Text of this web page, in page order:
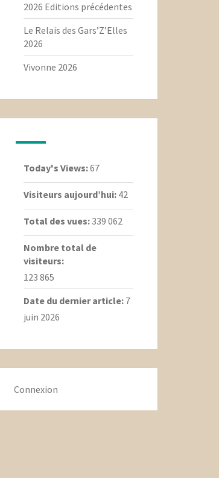
2026 Editions précédentes
Le Relais des Gars’Z’Elles
2026
Vivonne 2026
Today's Views:67
Visiteurs aujourd’hui: 42
Total des vues: 339 062
Nombre total de
visiteurs:
123 865
Date du dernier article: 7
juin 2026
Connexion